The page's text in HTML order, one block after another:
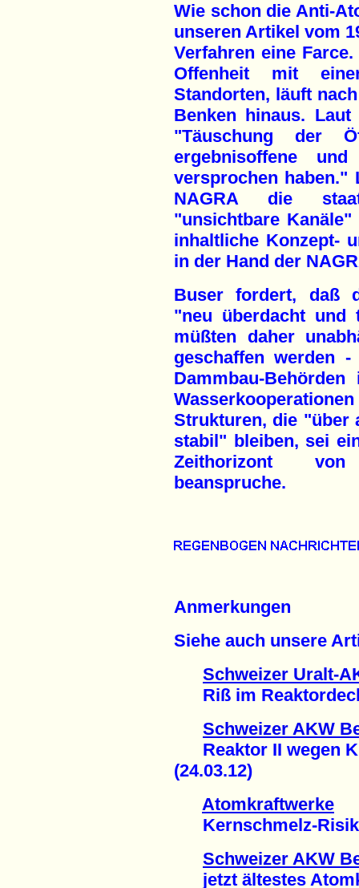
Wie schon die Anti-
unseren Artikel vom
Verfahren eine
Offenheit mit
Standorten, läuft
Benken hinaus.
"Täuschung der
ergebnisoffene und
versprochen haben."
NAGRA die
"unsichtbare
inhaltliche Konzept-
in der Hand der
Buser fordert, daß
"neu überdacht
müßten daher
geschaffen werden
Dammbau-
Strukturen, die "über
stabil" bleiben, sei
Zeithorizont
beanspruche.
Anmerkungen
Siehe auch unsere
Schweizer Uralt-
Riß im
Schweizer AKW
Reaktor II wegen
(24.03.12)
Atomkraftwerke
Kernschmelz-
Schweizer AKW
jetzt ältestes